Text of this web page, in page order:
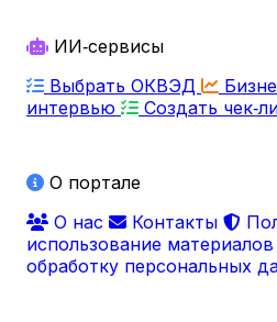
ИИ‑сервисы
Выбрать ОКВЭД
интервью
Создать
О портале
О нас
Контакты
использование материалов
обработку персональных